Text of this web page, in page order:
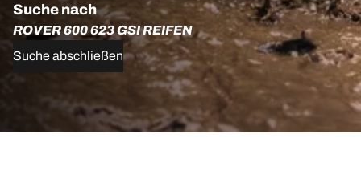
Suche nach
ROVER 600 623 GSI REIFEN
Suche abschließen